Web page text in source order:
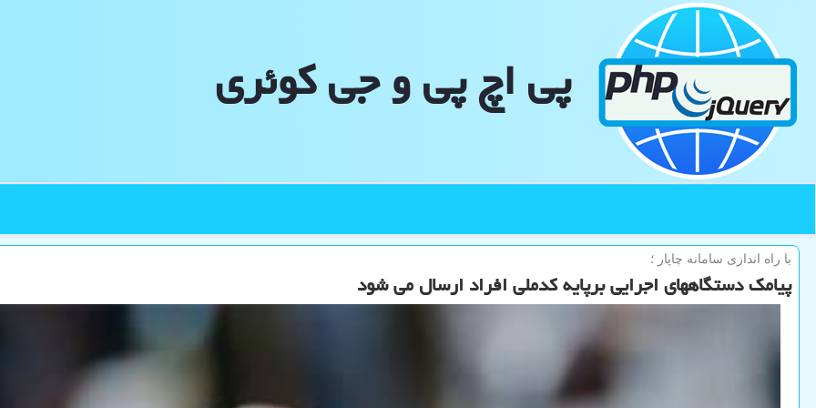
پی اچ پی و جی كوئری
با راه اندازی سامانه چاپار ؛
پیامك دستگاههای اجرایی برپایه كدملی افراد ارسال می شود